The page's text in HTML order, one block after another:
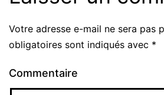
Votre adresse e-mail ne sera pas
obligatoires sont indiqués avec *
Commentaire